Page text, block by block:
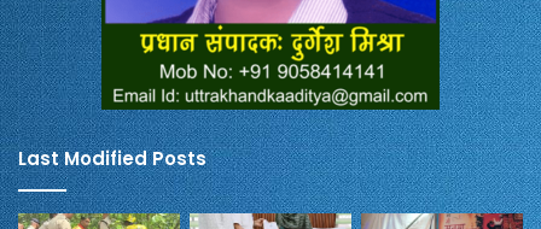
Last Modified Posts